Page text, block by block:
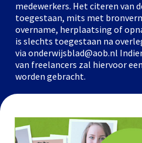
medewerkers. Het citeren van
toegestaan, mits met
overname, herplaatsing of
is slechts toegestaan na
via onderwijsblad@aob.nl
van freelancers zal hiervoor
worden gebracht.